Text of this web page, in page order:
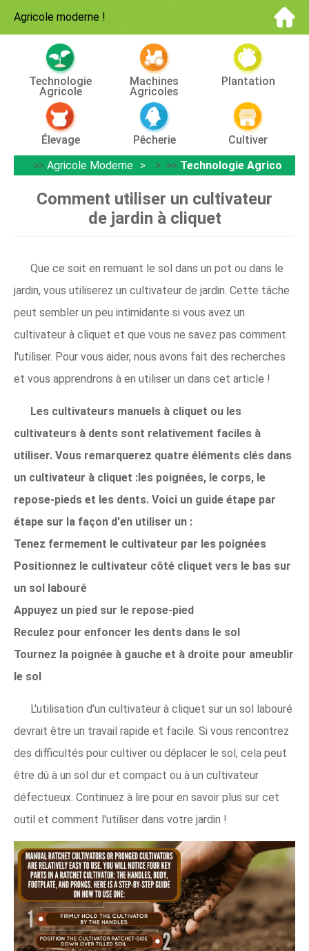
Agricole moderne !
Technologie
Agricole
Machines
Agricoles
Plantation
Élevage Pêcherie
Cultiver
>> Agricole Moderne > >> Technologie Agricole
Comment utiliser un cultivateur
de jardin à cliquet
Que ce soit en remuant le sol dans un pot ou dans le
jardin, vous utiliserez un cultivateur de jardin. Cette tâche
peut sembler un peu intimidante si vous avez un
cultivateur à cliquet et que vous ne savez pas comment
l'utiliser. Pour vous aider, nous avons fait des recherches
et vous apprendrons à en utiliser un dans cet article !
Les cultivateurs manuels à cliquet ou les
cultivateurs à dents sont relativement faciles à
utiliser. Vous remarquerez quatre éléments clés dans
un cultivateur à cliquet :les poignées, le corps, le
repose-pieds et les dents. Voici un guide étape par
étape sur la façon d'en utiliser un :
Tenez fermement le cultivateur par les poignées
Positionnez le cultivateur côté cliquet vers le bas sur
un sol labouré
Appuyez un pied sur le repose-pied
Reculez pour enfoncer les dents dans le sol
Tournez la poignée à gauche et à droite pour ameublir
le sol
L'utilisation d'un cultivateur à cliquet sur un sol labouré
devrait être un travail rapide et facile. Si vous rencontrez
des difficultés pour cultiver ou déplacer le sol, cela peut
être dû à un sol dur et compact ou à un cultivateur
défectueux. Continuez à lire pour en savoir plus sur cet
outil et comment l'utiliser dans votre jardin !